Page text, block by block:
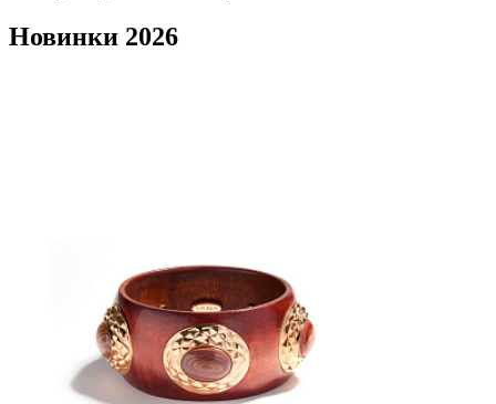
Новинки 2026